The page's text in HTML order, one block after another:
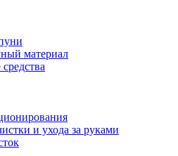
материал
и ухода за руками